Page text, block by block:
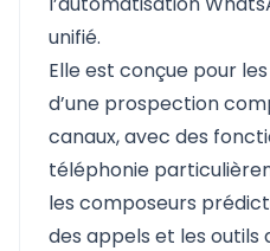
unifié.
Elle est conçue pour
d’une prospection
canaux, avec des
téléphonie
les composeurs
des appels et les outils